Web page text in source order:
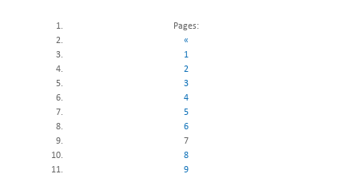
Pages:
«
1
2
3
4
5
6
7
8
9